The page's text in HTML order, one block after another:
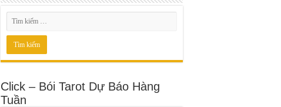
Click – Bói Tarot Dự Báo Hàng
Tuần